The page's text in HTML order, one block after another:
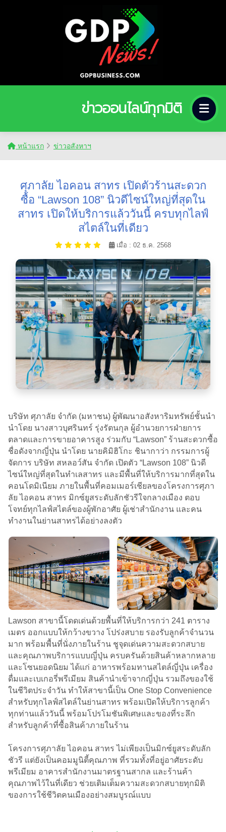
ข่าวออนไลน์ทุกมิติ
หน้าแรก ข่าวอสังหาฯ
ศุภาลัย ไอคอน สาทร เปิดตัวร้านสะดวก
ซื้อ “Lawson 108” นิวดีไซน์ใหญ่ที่สุดใน
สาทร เปิดให้บริการแล้ววันนี้ ครบทุกไลฟ์
สไตล์ในที่เดียว
เมื่อ : 02 ธ.ค. 2568
บริษัท ศุภาลัย จำกัด (มหาชน) ผู้พัฒนาอสังหาริมทรัพย์ชั้นนำ
นำโดย นางสาวบุศรินทร์ รุ่งรัตนกุล ผู้อำนวยการฝ่ายการ
ตลาดและการขายอาคารสูง ร่วมกับ “Lawson” ร้านสะดวกซื้อ
ชื่อดังจากญี่ปุ่น นำโดย นายคิมิฮิโกะ ชินากาว่า กรรมการผู้
จัดการ บริษัท สหลอว์สัน จำกัด เปิดตัว “Lawson 108” นิวดี
ไซน์ใหญ่ที่สุดในทำเลสาทร และมีพื้นที่ให้บริการมากที่สุดใน
คอนโดมิเนียม ภายในพื้นที่คอมเมอร์เชียลของโครงการศุภา
ลัย ไอคอน สาทร มิกซ์ยูสระดับลักชัวรีใจกลางเมือง ตอบ
โจทย์ทุกไลฟ์สไตล์ของผู้พักอาศัย ผู้เช่าสำนักงาน และคน
ทำงานในย่านสาทรได้อย่างลงตัว
Lawson สาขานี้โดดเด่นด้วยพื้นที่ให้บริการกว่า 241 ตาราง
เมตร ออกแบบให้กว้างขวาง โปร่งสบาย รองรับลูกค้าจำนวน
มาก พร้อมพื้นที่นั่งภายในร้าน ชูจุดเด่นความสะดวกสบาย
และคุณภาพบริการแบบญี่ปุ่น ครบครันด้วยสินค้าหลากหลาย
และโซนยอดนิยม ได้แก่ อาหารพร้อมทานสไตล์ญี่ปุ่น เครื่อง
ดื่มและเบเกอรี่พรีเมียม สินค้านำเข้าจากญี่ปุ่น รวมถึงของใช้
ในชีวิตประจำวัน ทำให้สาขานี้เป็น One Stop Convenience
สำหรับทุกไลฟ์สไตล์ในย่านสาทร พร้อมเปิดให้บริการลูกค้า
ทุกท่านแล้ววันนี้ พร้อมโปรโมชันพิเศษและของที่ระลึก
สำหรับลูกค้าที่ซื้อสินค้าภายในร้าน
โครงการศุภาลัย ไอคอน สาทร ไม่เพียงเป็นมิกซ์ยูสระดับลัก
ชัวรี แต่ยังเป็นคอมมูนิตี้คุณภาพ ที่รวมทั้งที่อยู่อาศัยระดับ
พรีเมียม อาคารสำนักงานมาตรฐานสากล และร้านค้า
คุณภาพไว้ในที่เดียว ช่วยเติมเต็มความสะดวกสบายทุกมิติ
ของการใช้ชีวิตคนเมืองอย่างสมบูรณ์แบบ